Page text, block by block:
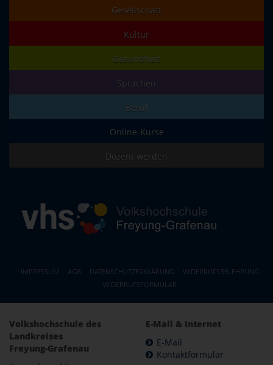
Gesellschaft
Kultur
Gesundheit
Sprachen
Beruf
Online-Kurse
Dozent werden
IMPRESSUM AGB DATENSCHUTZERKLÄRUNG
WIDERRUFSBELEHRUNG
WIDERRUFSFORMULAR
Volkshochschule des
Landkreises
Freyung-Grafenau
E-Mail & Internet
E-Mail
Kontaktformular